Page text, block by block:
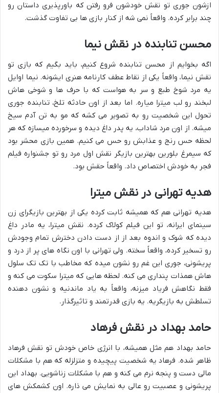
ازشون جوری تو نقش خودشون فرو رفتن که باورپذیری داستان رو
چند برابر کرده. واقعاً نمی شه از کنار بازی ها بی تفاوت گذشت.
محسن تنابنده در نقش نیما
اگه بخوایم از محسن تنابنده شروع کنیم، باید بگیم که بازی تو
نقش نیما، واقعاً یکی از نقاط عطف کارنامه هنری ایشونه. نیما اوایل
یه مرد شوخ طبع و سر به هواست که با حرف ها و شوخی هاش
لبخند رو لب میترا میاره. اما بعد از اون حادثه تلخ، تنابنده جوری
تحول این شخصیت رو به تصویر می کشه که مو به تن آدم سیخ
میشه. از اون مرد شاداب، یه پدر داغ دیده و سرخورده میسازه که هر
لحظه حس رنج و عذابش رو حس می کنیم. همین بازی محشر بود
که سیمرغ بلورین بهترین بازیگر نقش اول مرد رو تو جشنواره فیلم
فجر به خودش اختصاص داد. واقعاً حقش بود.
هدیه تهرانی در نقش میترا
هدیه تهرانی هم که همیشه ثابت کرده یکی از بهترین بازیگرای زن
سینمای ایرانه، تو این فیلم کولاک کرده. نقش میترا، یه مادر داغ
دیده که شوک و اندوه بعد از از دست دادن دخترش تمام وجودش
رو تسخیر کرده، واقعاً سخته. ولی تهرانی با اون نگاه های پر از درد و
پریشونی، جوری این غم رو نشون میده که مخاطب با تک تک سلول
هاش همذات پنداری می کنه. لحظه هایی که میترا سکوت می کنه و
فقط نگاهش فریاد میزنه، واقعاً به یاد ماندنیه و نشون دهنده
تسلطش به بازیگریه. یه بازی قدرتمند و تاثیرگذار.
حامد بهداد در نقش فرهاد
حامد بهداد هم مثل همیشه، با انرژی خاص خودش تو نقش فرهاد
ظاهر شده. فرهاد یه شخصیت پیچیده و متزلزله که هم با مشکلات
مالی دست و پنجه نرم می کنه و هم با مشکلات زناشویی. بهداد این
پریشونی و عصبیت رو عالی به نمایش می ذاره. اون کشمکش های